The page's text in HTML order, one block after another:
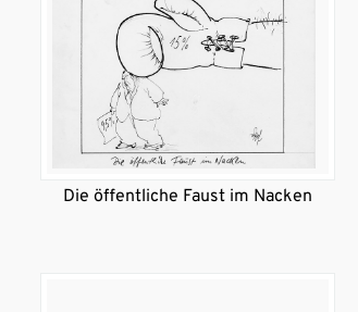
Die öffentliche Faust im Nacken